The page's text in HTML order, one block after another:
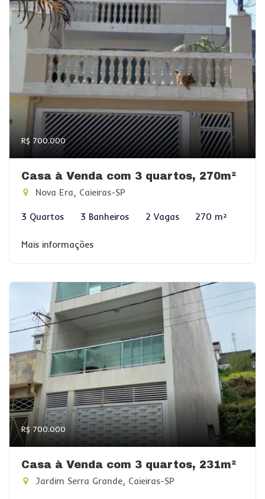
R$ 700.000
Casa à Venda com 3 quartos, 270m²
Nova Era, Caieiras-SP
3 Quartos 3 Banheiros 2 Vagas 270 m²
Mais informações
R$ 700.000
Casa à Venda com 3 quartos, 231m²
Jardim Serra Grande, Caieiras-SP